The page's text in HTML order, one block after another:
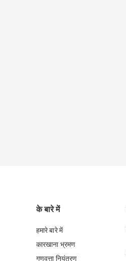
के बारे में
हमारे बारे में
कारखाना भ्रमण
गुणवत्ता नियंत्रण